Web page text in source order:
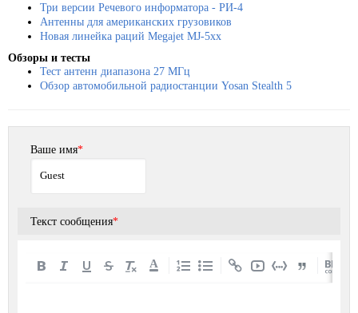
Три версии Речевого информатора - РИ-4
Антенны для американских грузовиков
Новая линейка раций Megajet MJ-5xx
Обзоры и тесты
Тест антенн диапазона 27 МГц
Обзор автомобильной радиостанции Yosan Stealth 5
Ваше имя*
Текст сообщения*
A